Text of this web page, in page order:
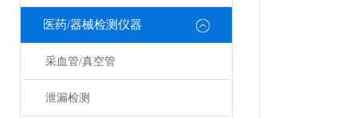
医药/器械检测仪器
采血管/真空管
泄漏检测